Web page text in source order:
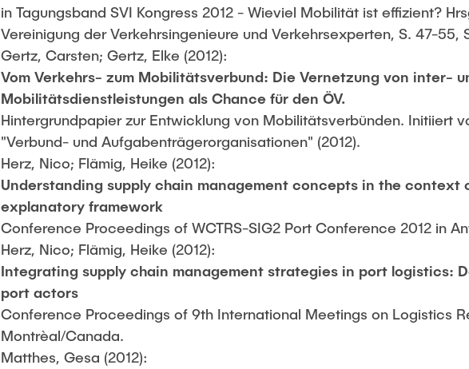
in Tagungsband SVI Kongress 2012 - Wieviel Mobilität ist effizient?
Vereinigung der Verkehrsingenieure und Verkehrsexperten, S. 47-55,
Gertz, Carsten; Gertz, Elke (2012):
Vom Verkehrs- zum Mobilitätsverbund: Die Vernetzung von inter-
Mobilitätsdienstleistungen als Chance für den ÖV.
Hintergrundpapier zur Entwicklung von Mobilitätsverbünden. Initiiert
"Verbund- und Aufgabenträgerorganisationen" (2012).
Herz, Nico; Flämig, Heike (2012):
Understanding supply chain management concepts in the context
explanatory framework
Conference Proceedings of WCTRS-SIG2 Port Conference 2012 in
Herz, Nico; Flämig, Heike (2012):
Integrating supply chain management strategies in port logistics:
port actors
Conference Proceedings of 9th International Meetings on Logistics
Montrèal/Canada.
Matthes, Gesa (2012):